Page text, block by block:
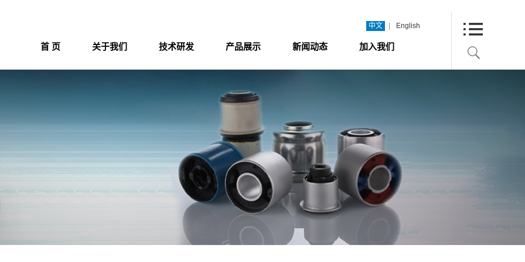
中文 English
首 页 关于我们 技术研发 产品展示 新闻动态 加入我们